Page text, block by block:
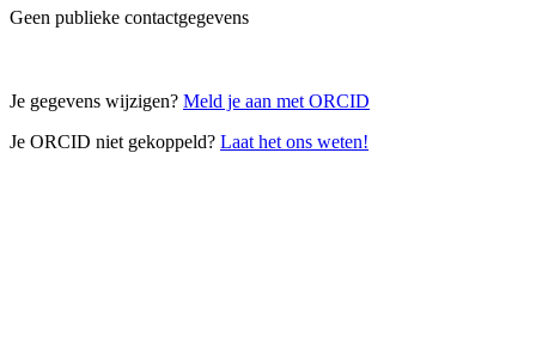
Geen publieke contactgegevens
Je gegevens wijzigen? Meld je aan met ORCID
Je ORCID niet gekoppeld? Laat het ons weten!